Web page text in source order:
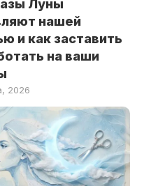
ЗДОРОВЬЕ
РИТУАЛЫ
Луны
нашей
и как заставить
на ваши
2026